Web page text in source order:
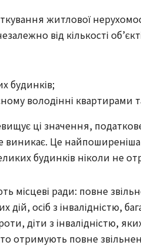
житлової
від кількості
будинків;
володінні квартирами
ці значення,
виникає. Це
будинків ніколи не
місцеві ради: повне
дій, осіб з інвалідністю,
діти з інвалідністю,
отримують повне